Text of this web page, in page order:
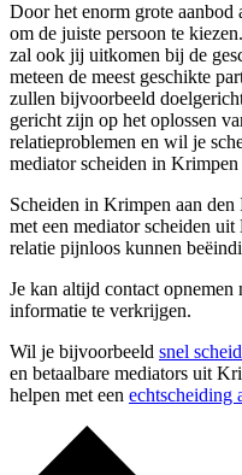
Door het enorm grote aanbod
om de juiste persoon te
zal ook jij uitkomen bij de
meteen de meest geschikte
zullen bijvoorbeeld
gericht zijn op het oplossen
relatieproblemen en wil je
mediator scheiden in Krimpen
Scheiden in Krimpen aan
met een mediator scheiden
relatie pijnloos kunnen
Je kan altijd contact
informatie te verkrijgen.
Wil je bijvoorbeeld snel
en betaalbare mediators uit
helpen met een echtscheiding